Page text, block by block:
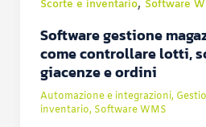
Scorte e inventario, Software
Software gestione
come controllare lotti,
giacenze e ordini
Automazione e integrazioni,
inventario, Software WMS